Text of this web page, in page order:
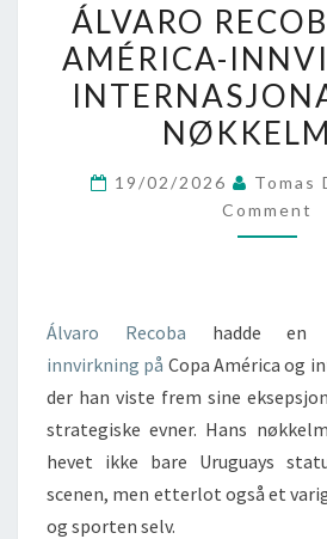
COPA
ÁLVARO
AMÉRICA-
19/02/2026 Tomas
Comment
Álvaro Recoba hadde en
innvirkning på Copa América og
der han viste frem sine
strategiske evner. Hans
hevet ikke bare Uruguays
scenen, men etterlot også et
og sporten selv.